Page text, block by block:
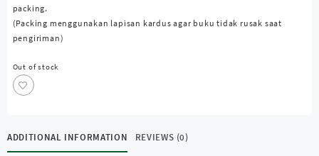
packing.
(Packing menggunakan lapisan kardus agar buku tidak rusak saat
pengiriman)
Out of stock
ADDITIONAL INFORMATION REVIEWS (0)